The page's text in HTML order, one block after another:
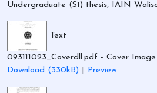
Undergraduate (S1) thesis, IAIN
Text
093111023_Coverdll.pdf - Cover Image
Download (330kB)
Preview